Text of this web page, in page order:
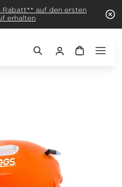
Rabatt** auf den ersten
erhalten